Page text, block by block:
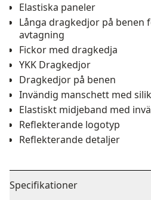
Elastiska paneler
Långa dragkedjor på benen
avtagning
Fickor med dragkedja
YKK Dragkedjor
Dragkedjor på benen
Invändig manschett med
Elastiskt midjeband med
Reflekterande logotyp
Reflekterande detaljer
Specifikationer